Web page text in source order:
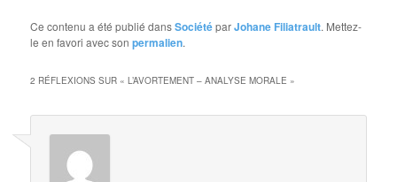
Ce contenu a été publié dansSociétéparJohane Filiatrault. Mettez-
le en favori avec sonpermalien.
2 RÉFLEXIONS SUR «L’AVORTEMENT – ANALYSE MORALE »